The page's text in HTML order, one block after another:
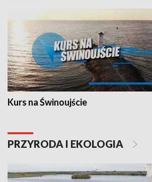
Kurs na Świnoujście
PRZYRODA I EKOLOGIA